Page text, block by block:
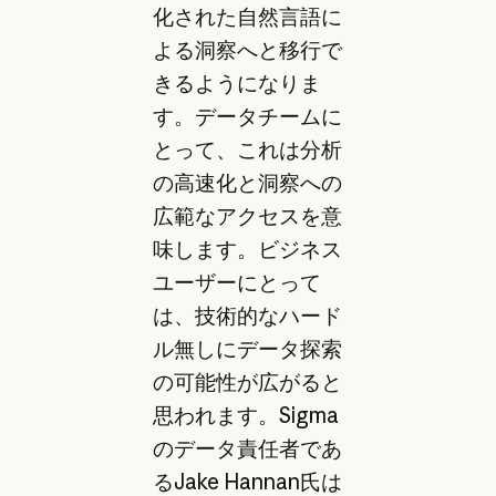
化された自然言語に
よる洞察へと移行で
きるようになりま
す。データチームに
とって、これは分析
の高速化と洞察への
広範なアクセスを意
味します。ビジネス
ユーザーにとって
は、技術的なハード
ル無しにデータ探索
の可能性が広がると
思われます。Sigma
のデータ責任者であ
るJake Hannan氏は